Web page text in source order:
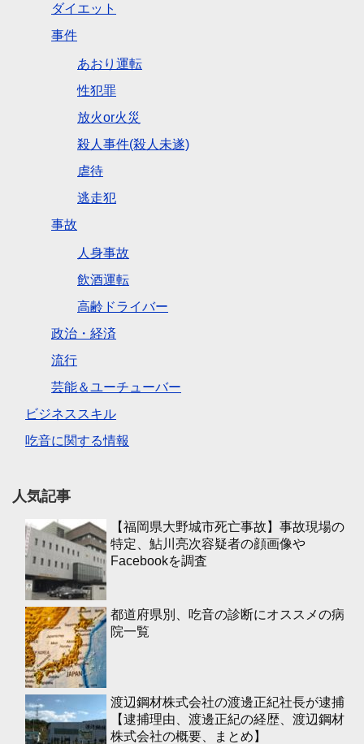
ダイエット
事件
あおり運転
性犯罪
放火or火災
殺人事件(殺人未遂)
虐待
逃走犯
事故
人身事故
飲酒運転
高齢ドライバー
政治・経済
流行
芸能＆ユーチューバー
ビジネススキル
吃音に関する情報
人気記事
【福岡県大野城市死亡事故】事故現場の
特定、鮎川亮次容疑者の顔画像や
Facebookを調査
都道府県別、吃音の診断にオススメの病
院一覧
渡辺鋼材株式会社の渡邊正紀社長が逮捕
【逮捕理由、渡邊正紀の経歴、渡辺鋼材
株式会社の概要、まとめ】